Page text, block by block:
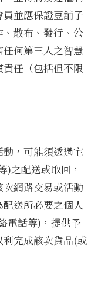
並應保證豆舖子
散布、發行、公
何第三人之智慧
任（包括但不限
，可能須透過宅
)之配送或取回，
網路交易或活動
送所必要之個人
電話等)，提供予
完成該次貨品(或